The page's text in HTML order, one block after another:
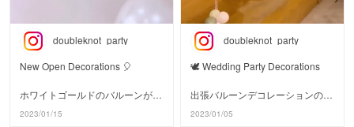
#性別発表
#ベビーシャワー
#ベイビーシャワー
#バルーン
#パーティーバルーン
#出張パーティー
#パーティープランナー
#バルーン
飾りつけさせていただいています
😊
今年はやっとヘリウムガスを使っ
た
出張デコレーションも復活できた
ので
浮かぶバルーンをたくさん使いま
した🎈
doubleknot_party
New Open Decorations 🎈
ホワイトゴールドのバルーンが
ラグジュアリーでおしゃれなイン
2023/01/15
doubleknot_party
🕊 Wedding Party Decorations
出張バルーンデコレーションのご
注文いただいた
2023/01/05